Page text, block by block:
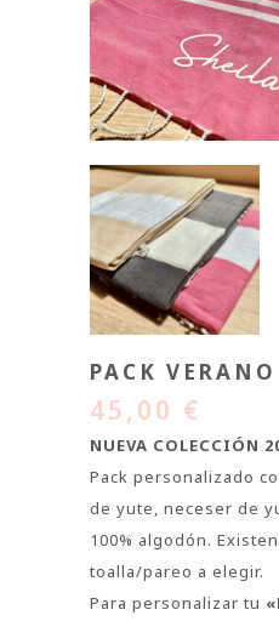
PACK VERANO
45,00 €
NUEVA COLECCIÓN
Pack personalizado
de yute, neceser de
100% algodón.
toalla/pareo a elegir.
Para personalizar tu